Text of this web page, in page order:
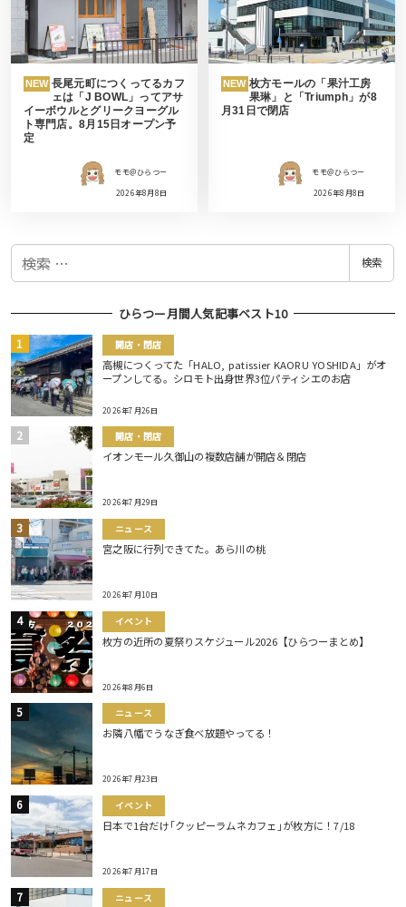
NEW 長尾元町につくってるカフ
ェは「J BOWL」ってアサ
イーボウルとグリークヨーグル
ト専門店。8月15日オープン予
定
モモ＠ひらつー
2026年8月8日
NEW 枚方モールの「果汁工房
果琳」と「Triumph」が8
月31日で閉店
モモ＠ひらつー
2026年8月8日
検
検索
ひらつー月間人気記事ベスト10
開店・閉店
高槻につくってた「HALO, patissier KAORU YOSHIDA」がオ
ープンしてる。シロモト出身世界3位パティシエのお店
2026年7月26日
開店・閉店
イオンモール久御山の複数店舗が開店＆閉店
2026年7月29日
ニュース
宮之阪に行列できてた。あら川の桃
2026年7月10日
イベント
枚方の近所の夏祭りスケジュール2026【ひらつーまとめ】
2026年8月6日
ニュース
お隣八幡でうなぎ食べ放題やってる！
2026年7月23日
イベント
日本で1台だけ｢クッピーラムネカフェ｣が枚方に！7/18
2026年7月17日
ニュース